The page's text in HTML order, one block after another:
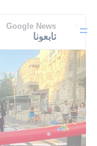
Google News
تابعونا